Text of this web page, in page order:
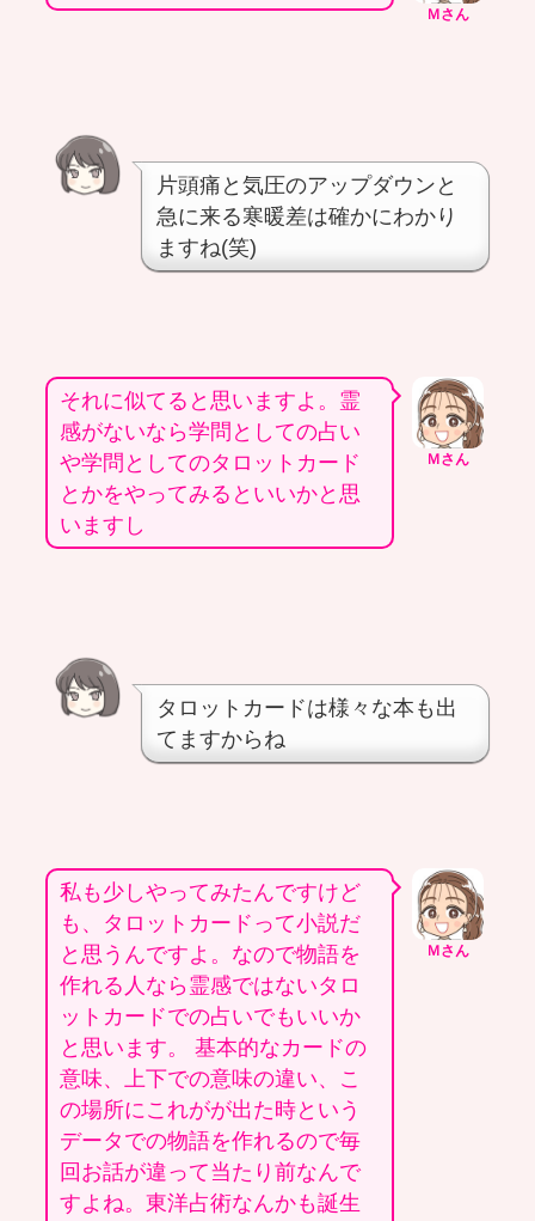
Ｍさん
片頭痛と気圧のアップダウンと
急に来る寒暖差は確かにわかり
ますね(笑)
Ｍさん
それに似てると思いますよ。霊
感がないなら学問としての占い
や学問としてのタロットカード
とかをやってみるといいかと思
いますし
タロットカードは様々な本も出
てますからね
Ｍさん
私も少しやってみたんですけど
も、タロットカードって小説だ
と思うんですよ。なので物語を
作れる人なら霊感ではないタロ
ットカードでの占いでもいいか
と思います。 基本的なカードの
意味、上下での意味の違い、こ
の場所にこれがが出た時という
データでの物語を作れるので毎
回お話が違って当たり前なんで
すよね。東洋占術なんかも誕生